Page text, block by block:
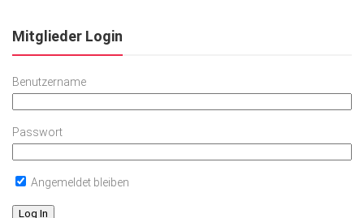
Mitglieder Login
Benutzername
Passwort
Angemeldet bleiben